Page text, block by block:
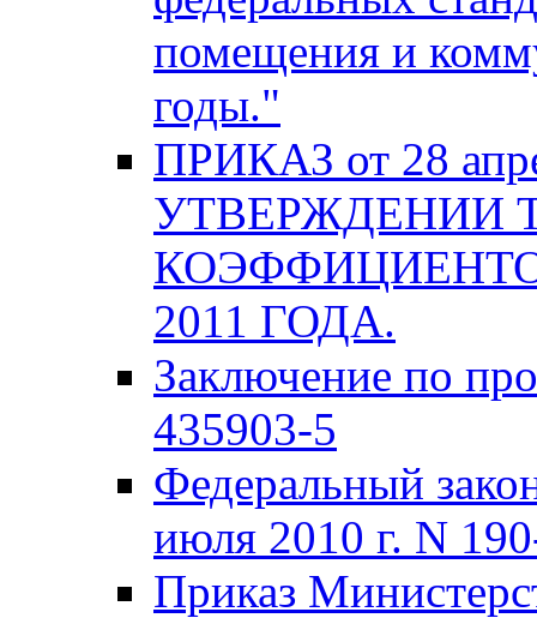
помещения и
годы."
ПРИКАЗ от 28
УТВЕРЖДЕНИИ
2011 ГОДА.
Заключение по
435903-5
Федеральный
июля 2010 г. N
Приказ